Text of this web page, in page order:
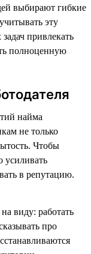
выбирают гибкие
эту
привлекать
полноценную
найма
не только
Чтобы
усиливать
в репутацию.
виду: работать
про